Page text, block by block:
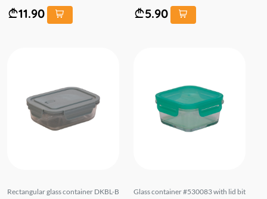
11.90 5.90
Rectangular glass container DKBL-B
Glass container #530083 with lid bit